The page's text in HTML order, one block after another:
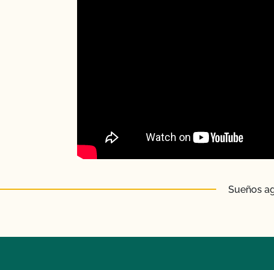
Sueños